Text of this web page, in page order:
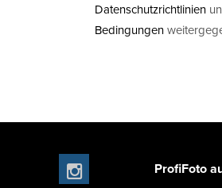
Datenschutzrichtlinien
Bedingungen
ProfiFoto